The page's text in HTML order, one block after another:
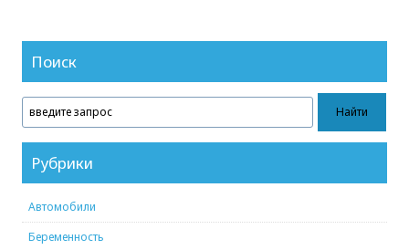
Поиск
Рубрики
Автомобили
Беременность